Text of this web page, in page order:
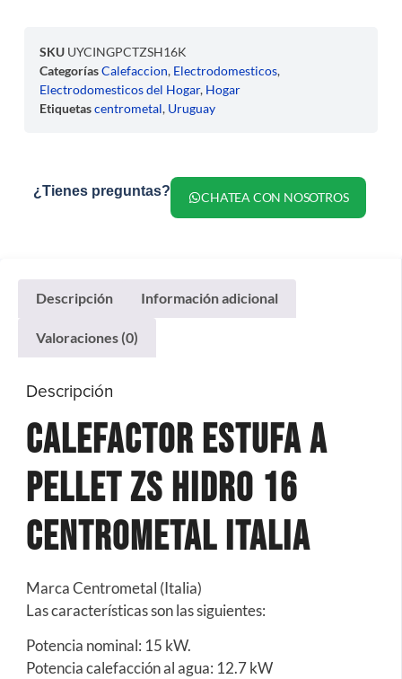
SKU UYCINGPCTZSH16K
CategoríasCalefaccion, Electrodomesticos,
Electrodomesticos del Hogar, Hogar
Etiquetascentrometal, Uruguay
¿Tienes preguntas? CHATEA CON NOSOTROS
Descripción Información adicional
Valoraciones (0)
Descripción
Calefactor Estufa a
pellet ZS HIDRO 16
Centrometal Italia
Marca Centrometal (Italia)
Las características son las siguientes:
Potencia nominal: 15 kW.
Potencia calefacción al agua: 12.7 kW